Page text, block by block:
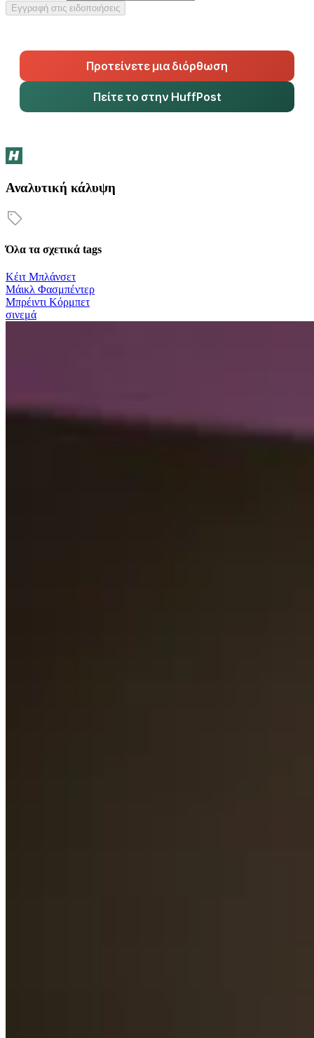
Εγγραφή στις ειδοποιήσεις
Προτείνετε μια διόρθωση
Πείτε το στην HuffPost
Αναλυτική κάλυψη
Όλα τα σχετικά tags
Κέιτ Μπλάνσετ
Μάικλ Φασμπέντερ
Μπρέιντι Κόρμπετ
σινεμά